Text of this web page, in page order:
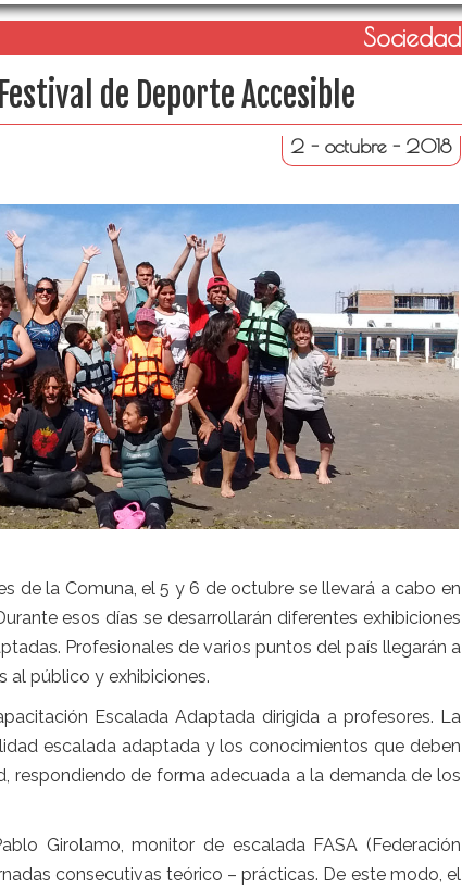
Sociedad
de Deporte Accesible
2 - octubre - 2018
de la Comuna, el 5 y 6 de octubre se llevará a cabo en
esos días se desarrollarán diferentes exhibiciones
Profesionales de varios puntos del país llegarán a
al público y exhibiciones.
Escalada Adaptada dirigida a profesores. La
escalada adaptada y los conocimientos que deben
respondiendo de forma adecuada a la demanda de los
Girolamo, monitor de escalada FASA (Federación
consecutivas teórico – prácticas. De este modo, el